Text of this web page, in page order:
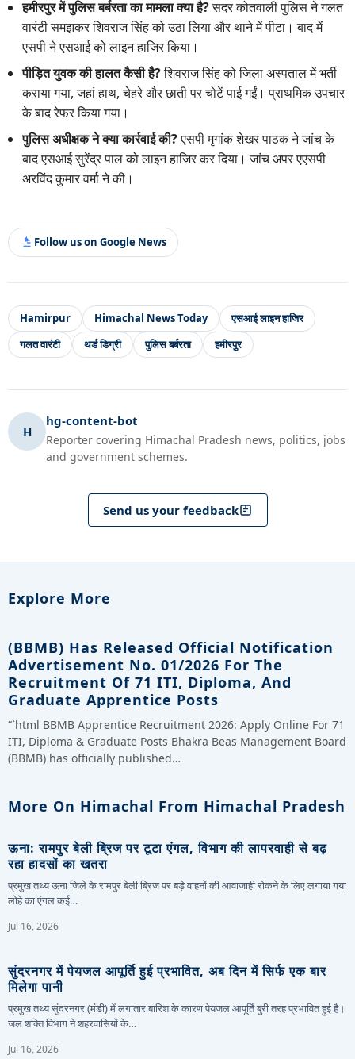
हमीरपुर में पुलिस बर्बरता का मामला क्या है?सदर कोतवाली पुलिस ने गलत
वारंटी समझकर शिवराज सिंह को उठा लिया और थाने में पीटा। बाद में
एसपी ने एसआई को लाइन हाजिर किया।
पीड़ित युवक की हालत कैसी है?शिवराज सिंह को जिला अस्पताल में भर्ती
कराया गया, जहां हाथ, चेहरे और छाती पर चोटें पाई गईं। प्राथमिक उपचार
के बाद रेफर किया गया।
पुलिस अधीक्षक ने क्या कार्रवाई की?एसपी मृगांक शेखर पाठक ने जांच के
बाद एसआई सुरेंद्र पाल को लाइन हाजिर कर दिया। जांच अपर एएसपी
अरविंद कुमार वर्मा ने की।
Follow us on Google News
Hamirpur Himachal News Today
एसआई लाइन हाजिर
गलत वारंटी
थर्ड डिग्री पुलिस बर्बरता हमीरपुर
H
hg-content-bot
Reporter covering Himachal Pradesh news, politics, jobs
and government schemes.
Send us your feedback
Explore More
(BBMB) Has Released Official Notification
Advertisement No. 01/2026 For The
Recruitment Of 71 ITI, Diploma, And
Graduate Apprentice Posts
“`html BBMB Apprentice Recruitment 2026: Apply Online For 71
ITI, Diploma & Graduate Posts Bhakra Beas Management Board
(BBMB) has officially published…
More On Himachal From Himachal Pradesh
ऊना: रामपुर बेली ब्रिज पर टूटा एंगल, विभाग की लापरवाही से बढ़
रहा हादसों का खतरा
प्रमुख तथ्य ऊना जिले के रामपुर बेली ब्रिज पर बड़े वाहनों की आवाजाही रोकने के लिए लगाया गया
लोहे का एंगल कई…
Jul 16, 2026
सुंदरनगर में पेयजल आपूर्ति हुई प्रभावित, अब दिन में सिर्फ एक बार
मिलेगा पानी
प्रमुख तथ्य सुंदरनगर (मंडी) में लगातार बारिश के कारण पेयजल आपूर्ति बुरी तरह प्रभावित हुई है।
जल शक्ति विभाग ने शहरवासियों के…
Jul 16, 2026